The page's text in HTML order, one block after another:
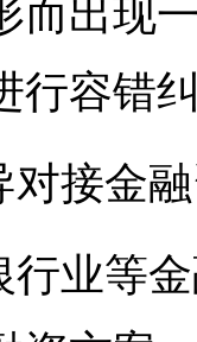
而出现
行容错
对接金
行业等